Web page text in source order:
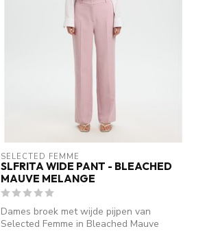
SELECTED FEMME
SLFRITA WIDE PANT - BLEACHED
MAUVE MELANGE
Dames broek met wijde pijpen van
Selected Femme in Bleached Mauve